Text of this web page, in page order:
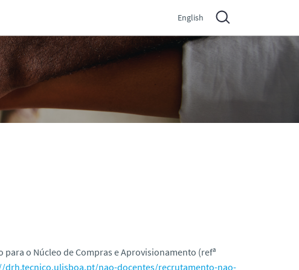
English
o Núcleo de Compras e Aprovisionamento (refª
drh.tecnico.ulisboa.pt/nao-docentes/recrutamento-nao-